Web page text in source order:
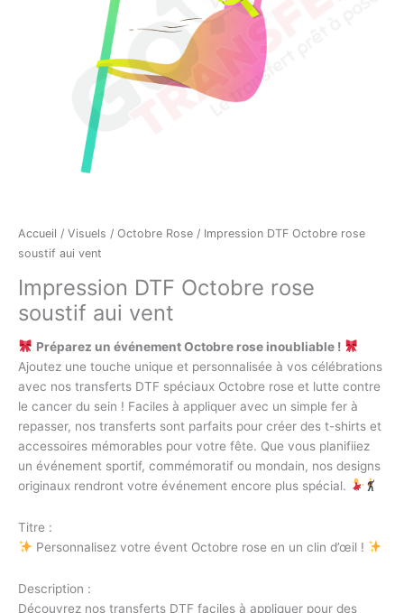
Accueil / Visuels / Octobre Rose / Impression DTF Octobre rose
soustif aui vent
Impression DTF Octobre rose
soustif aui vent
Préparez un événement Octobre rose inoubliable !
Ajoutez une touche unique et personnalisée à vos célébrations
avec nos transferts DTF spéciaux Octobre rose et lutte contre
le cancer du sein ! Faciles à appliquer avec un simple fer à
repasser, nos transferts sont parfaits pour créer des t-shirts et
accessoires mémorables pour votre fête. Que vous planifiiez
un événement sportif, commémoratif ou mondain, nos designs
originaux rendront votre événement encore plus spécial.
Titre :
Personnalisez votre évent Octobre rose en un clin d’œil !
Description :
Découvrez nos transferts DTF faciles à appliquer pour des